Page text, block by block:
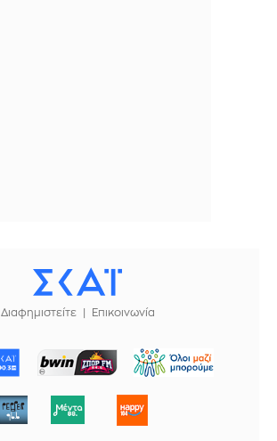
Διαφημιστείτε Επικοινωνία
ΜΠΟΡΟΥΜΕ